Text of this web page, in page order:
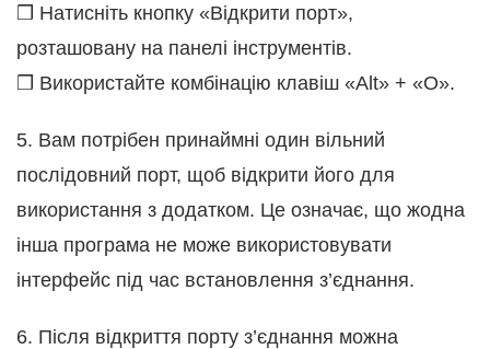
❒ Натисніть кнопку «Відкрити порт»,
розташовану на панелі інструментів.
❒ Використайте комбінацію клавіш «Alt» + «O».
5. Вам потрібен принаймні один вільний
послідовний порт, щоб відкрити його для
використання з додатком. Це означає, що жодна
інша програма не може використовувати
інтерфейс під час встановлення з’єднання.
6. Після відкриття порту з’єднання можна